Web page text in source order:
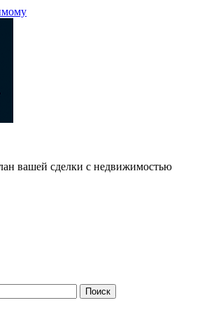
вашей сделки с недвижимостью
Поиск